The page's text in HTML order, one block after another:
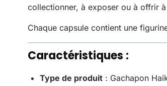
collectionner, à exposer ou à offrir à
Chaque capsule contient une
Caractéristiques :
Type de produit : Gachapon